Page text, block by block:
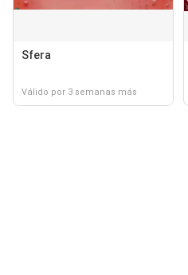
Sfera
Válido por 3 semanas más